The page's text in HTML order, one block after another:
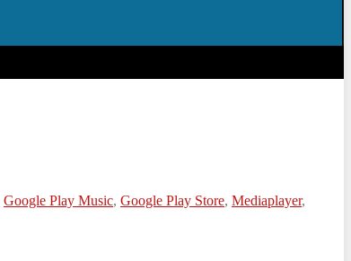
Google Play Music, Google Play Store, Mediaplayer,